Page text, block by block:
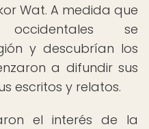
Wat. A medida que
se
y descubrían los
a difundir sus
escritos y relatos.
el interés de la